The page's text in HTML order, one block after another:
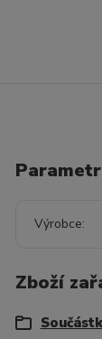
Výrobce
Zboží